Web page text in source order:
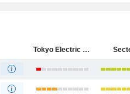
Tokyo Electric Power Company Holdings, Incorporated